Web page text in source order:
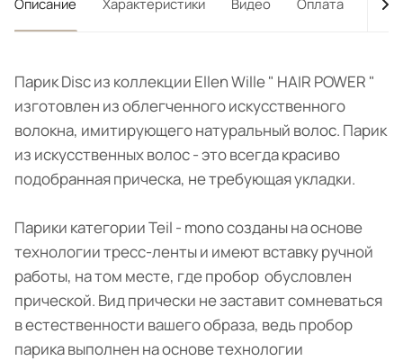
Описание Характеристики Видео Оплата
Парик Disc из коллекции Ellen Wille " HAIR POWER "
изготовлен из облегченного искусственного
волокна, имитирующего натуральный волос. Парик
из искусственных волос - это всегда красиво
подобранная прическа, не требующая укладки.
Парики категории Teil - mono созданы на основе
технологии тресс-ленты и имеют вставку ручной
работы, на том месте, где пробор обусловлен
прической. Вид прически не заставит сомневаться
в естественности вашего образа, ведь пробор
парика выполнен на основе технологии